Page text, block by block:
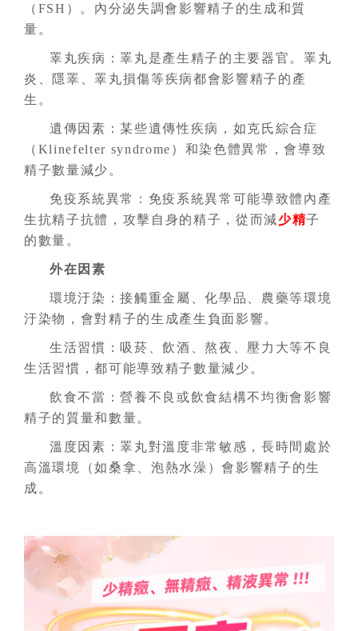
（FSH）。內分泌失調會影響精子的生成和質
量。
睪丸疾病：睪丸是產生精子的主要器官。睪丸
炎、隱睪、睪丸損傷等疾病都會影響精子的產
生。
遺傳因素：某些遺傳性疾病，如克氏綜合症
（Klinefelter syndrome）和染色體異常，會導致
精子數量減少。
免疫系統異常：免疫系統異常可能導致體內產
生抗精子抗體，攻擊自身的精子，從而減少精子
的數量。
外在因素
環境汙染：接觸重金屬、化學品、農藥等環境
汙染物，會對精子的生成產生負面影響。
生活習慣：吸菸、飲酒、熬夜、壓力大等不良
生活習慣，都可能導致精子數量減少。
飲食不當：營養不良或飲食結構不均衡會影響
精子的質量和數量。
溫度因素：睪丸對溫度非常敏感，長時間處於
高溫環境（如桑拿、泡熱水澡）會影響精子的生
成。